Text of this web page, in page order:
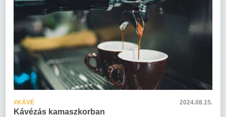
#KÁVÉ 2024.08.15.
Kávézás kamaszkorban